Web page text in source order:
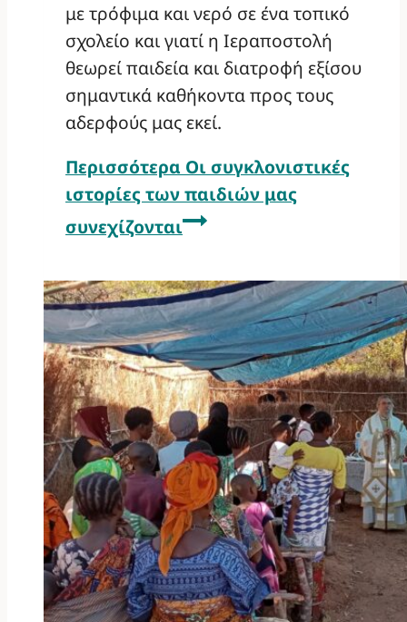
με τρόφιμα και νερό σε ένα τοπικό
σχολείο και γιατί η Ιεραποστολή
θεωρεί παιδεία και διατροφή εξίσου
σημαντικά καθήκοντα προς τους
αδερφούς μας εκεί.
Περισσότερα Οι συγκλονιστικές
ιστορίες των παιδιών μας
συνεχίζονται